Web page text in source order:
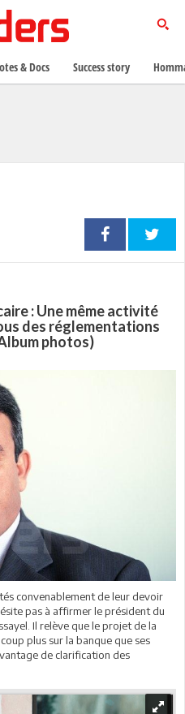
: Une même activité
des réglementations
photos)
convenablement de leur devoir
pas à affirmer le président du
Il relève que le projet de la
plus sur la banque que ses
de clarification des
& Docs Success story